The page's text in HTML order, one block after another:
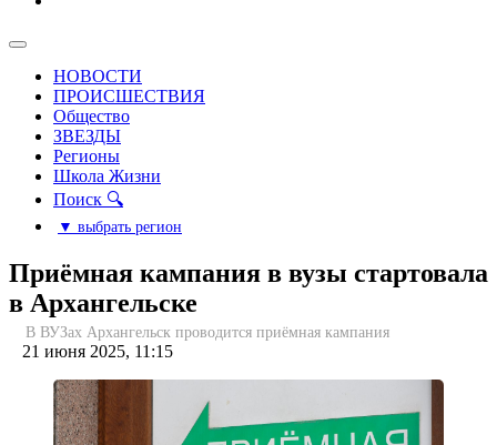
НОВОСТИ
ПРОИСШЕСТВИЯ
Общество
ЗВЕЗДЫ
Регионы
Школа Жизни
Поиск 🔍
▼ выбрать регион
Приёмная кампания в вузы стартовала
в Архангельске
В ВУЗах Архангельск проводится приёмная кампания
21 июня 2025, 11:15